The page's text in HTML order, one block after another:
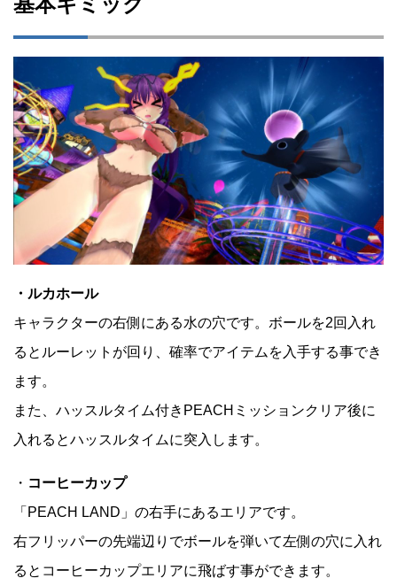
・ルカホール
キャラクターの右側にある水の穴です。ボールを2回入れ
るとルーレットが回り、確率でアイテムを入手する事でき
ます。
また、ハッスルタイム付きPEACHミッションクリア後に
入れるとハッスルタイムに突入します。
・ コーヒーカップ
「PEACH LAND」の右手にあるエリアです。
右フリッパーの先端辺りでボールを弾いて左側の穴に入れ
るとコーヒーカップエリアに飛ばす事ができます。